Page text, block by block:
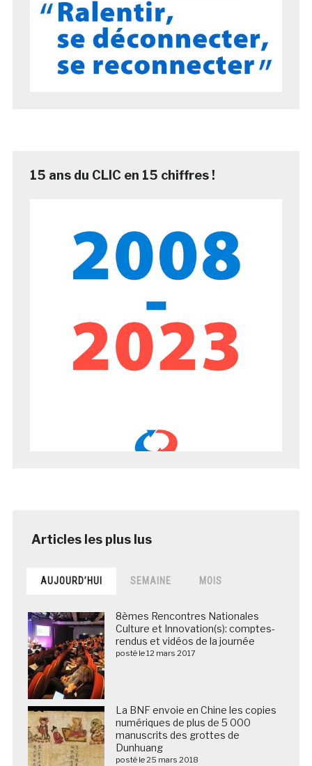
15 ans du CLIC en 15 chiffres !
AUJOURD’HUI SEMAINE MOIS
8èmes Rencontres Nationales
Culture et Innovation(s): comptes-
rendus et vidéos de la journée
posté le 12 mars 2017
La BNF envoie en Chine les copies
numériques de plus de 5 000
manuscrits des grottes de
Dunhuang
posté le 25 mars 2018